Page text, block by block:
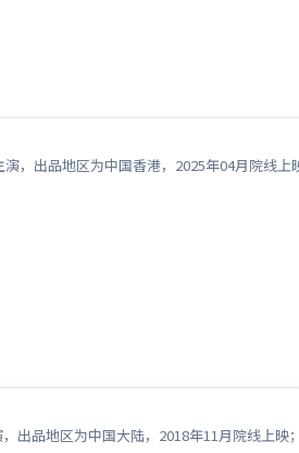
，出品地区为中国香港，2025年04月院线
出品地区为中国大陆，2018年11月院线上